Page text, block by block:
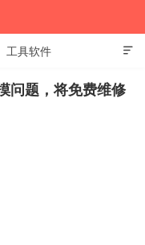

工具软件
问题，将免费维修